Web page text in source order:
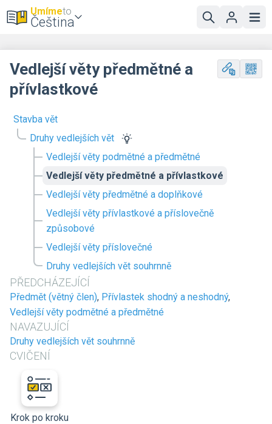
Umímeto
Čeština
Stavba vět
Druhy vedlejších vět
Vedlejší věty podmětné a předmětné
Vedlejší věty předmětné a přívlastkové
Vedlejší věty předmětné a doplňkové
Vedlejší věty přívlastkové a příslovečně
způsobové
Vedlejší věty příslovečné
Druhy vedlejších vět souhrnně
PŘEDCHÁZEJÍCÍ
Předmět (větný člen), Přívlastek shodný a neshodný,
Vedlejší věty podmětné a předmětné
NAVAZUJÍCÍ
Druhy vedlejších vět souhrnně
CVIČENÍ
Krok po kroku
Vedlejší věty předmětné a
přívlastkové